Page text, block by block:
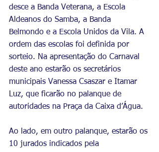
desce a Banda Veterana, a Escola
Aldeanos do Samba, a Banda
Belmondo e a Escola Unidos da Vila. A
ordem das escolas foi definida por
sorteio. Na apresentação do Carnaval
deste ano estarão os secretários
municipais Vanessa Csaszar e Itamar
Luz, que ficarão no palanque de
autoridades na Praça da Caixa d’Água.
Ao lado, em outro palanque, estarão os
10 jurados indicados pela